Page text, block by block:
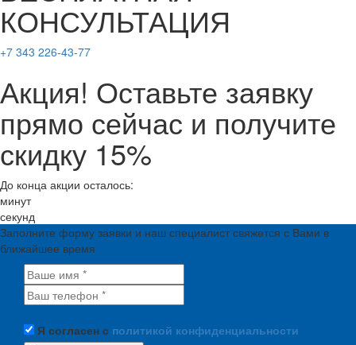
КОНСУЛЬТАЦИЯ
+7 343 226-43-77
Акция! Оставьте заявку
прямо сейчас и получите
скидку 15%
До конца акции осталось:
минут
секунд
Заполните форму заявки и наш специалист свяжется с Вами в
ближайшее время
Я согласен с политикой конфиденциальности